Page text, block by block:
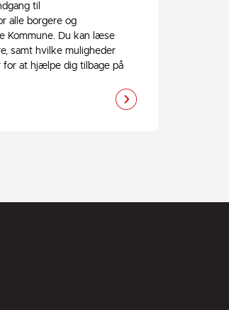
til
alle borgere og
Kommune. Du kan læse
samt hvilke muligheder
for at hjælpe dig tilbage på